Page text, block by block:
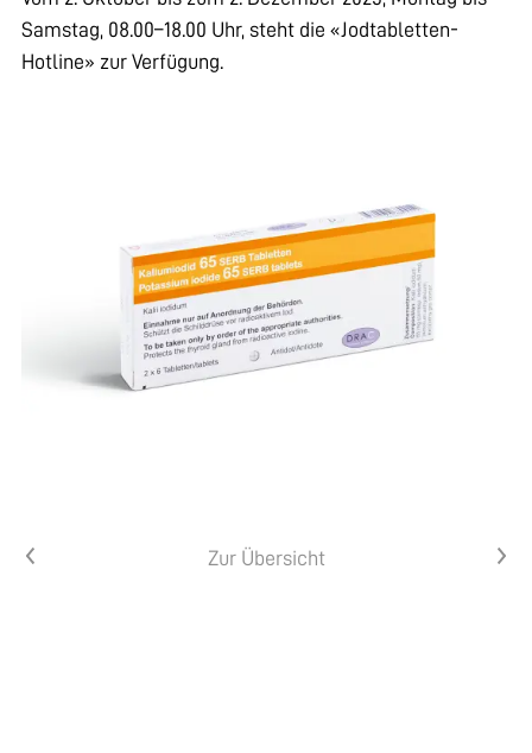
Samstag, 08.00–18.00 Uhr, steht die «Jodtabletten-
Hotline» zur Verfügung.
Vorheriger Artikel Zur Übersicht Nächster Artikel